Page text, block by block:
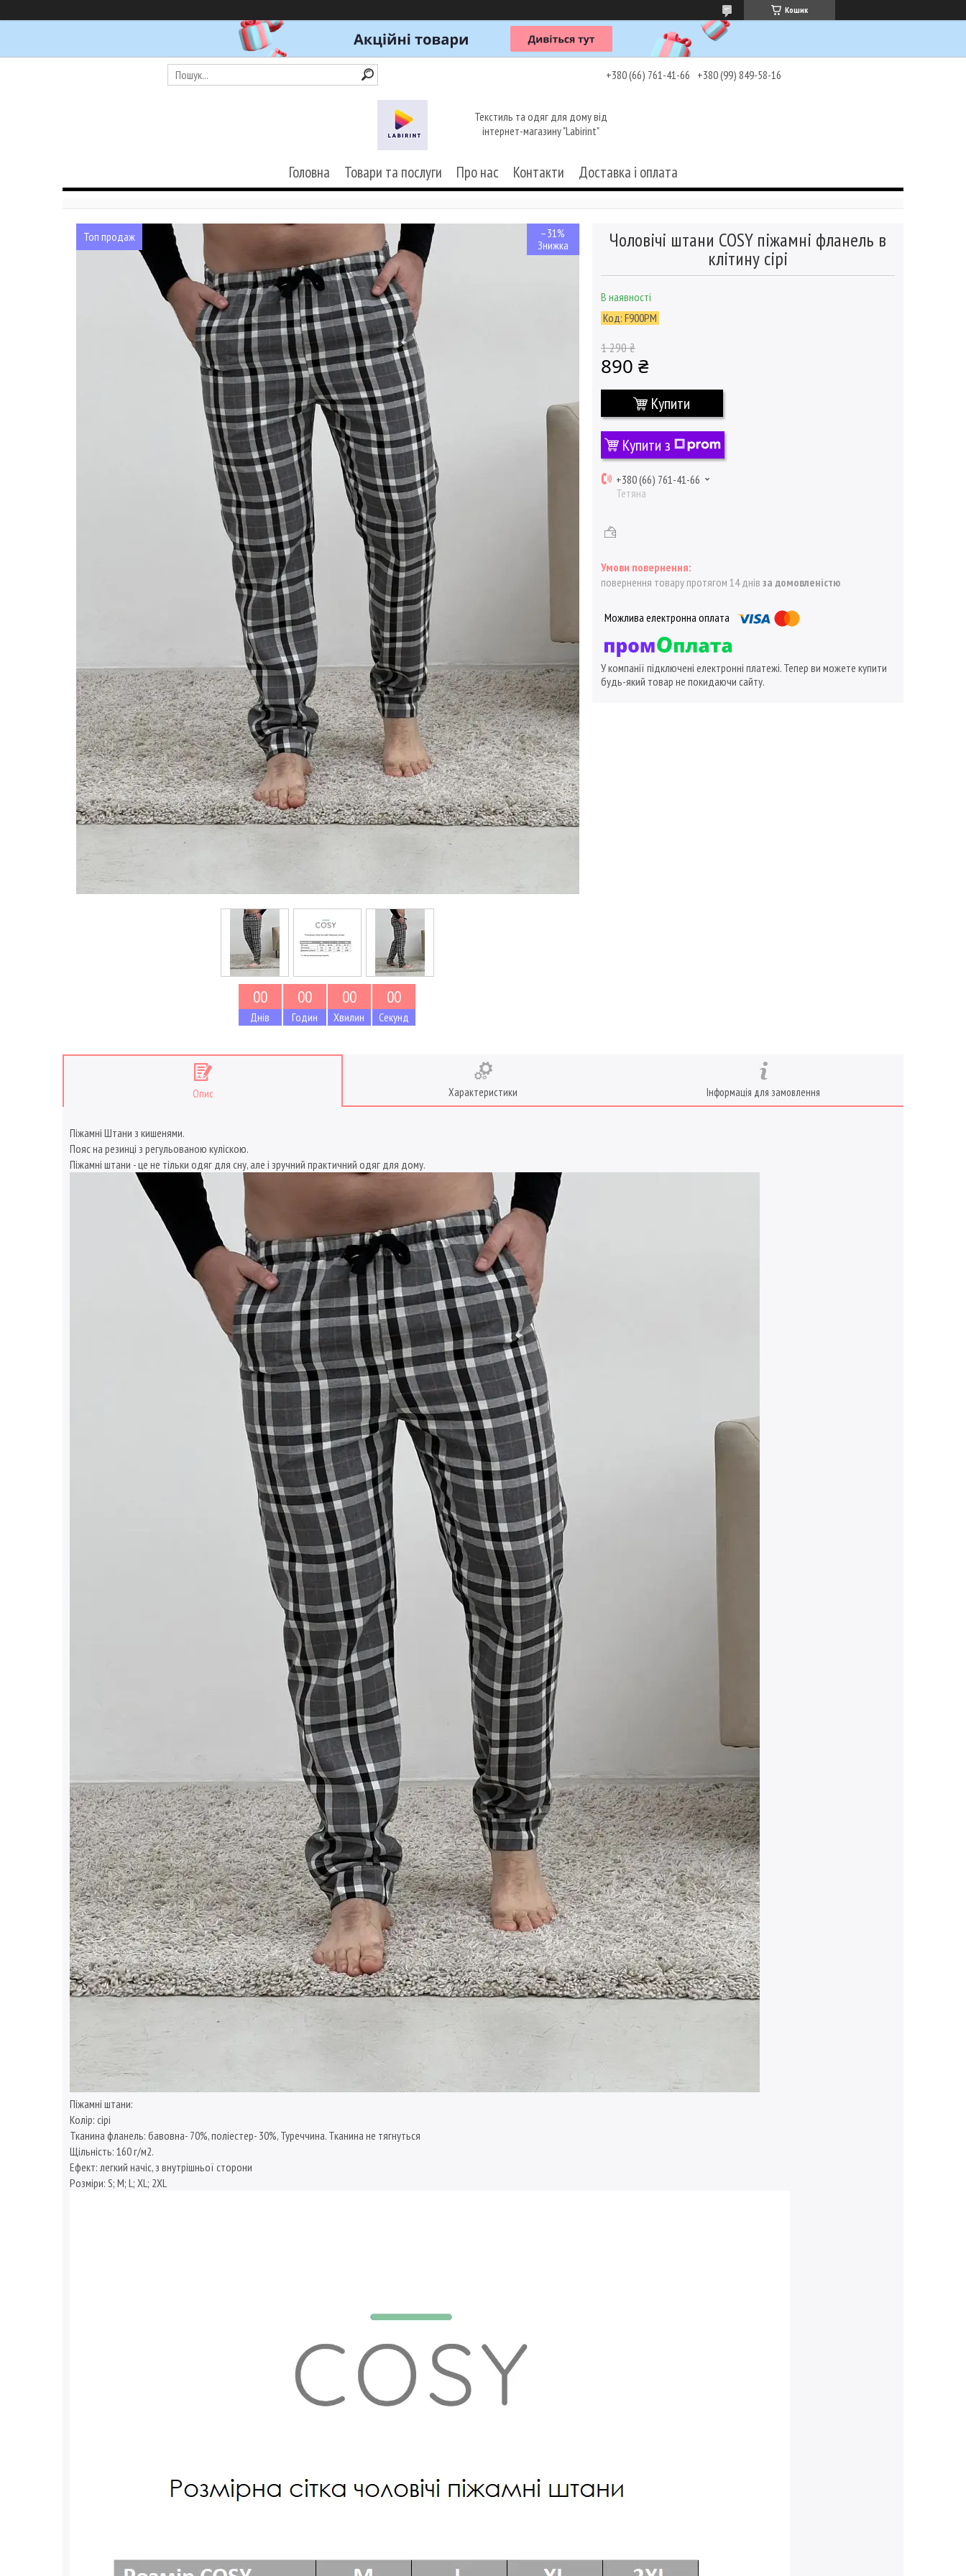
Кошик
+380 (66) 761-41-66 +380 (99) 849-58-16
Текстиль та одяг для дому від
інтернет-магазину "Labirint"
Головна Товари та послуги Про нас Контакти Доставка і оплата
Топ продаж –31%
00
Днів
00
Годин
00
Хвилин
00
Секунд
Чоловічі штани COSY піжамні фланель в
клітину сірі
В наявності
Код: F900PM
1 290 ₴
890 ₴
Купити
Купити з
+380 (66) 761-41-66
Тетяна
повернення товару протягом 14 днів за домовленістю
У компанії підключені електронні платежі. Тепер ви можете купити
будь-який товар не покидаючи сайту.
Опис Характеристики Інформація для замовлення
Піжамні Штани з кишенями.
Пояс на резинці з регульованою куліскою.
Піжамні штани - це не тільки одяг для сну, але і зручний практичний одяг для дому.
Піжамні штани:
Колір: сірі
Тканина фланель: бавовна- 70%, поліестер- 30%, Туреччина. Тканина не тягнуться
Щільність: 160 г/м2.
Ефект: легкий начіс, з внутрішньої сторони
Розміри: S; M; L; XL; 2XL